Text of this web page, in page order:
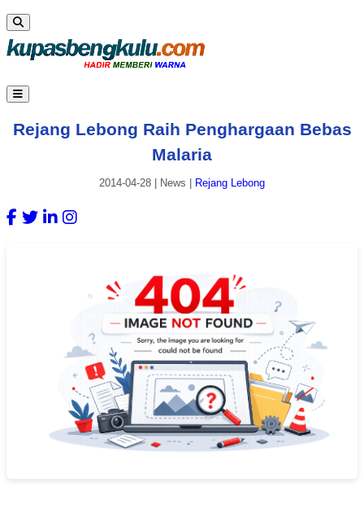
Rejang Lebong Raih Penghargaan Bebas
Malaria
2014-04-28 News Rejang Lebong